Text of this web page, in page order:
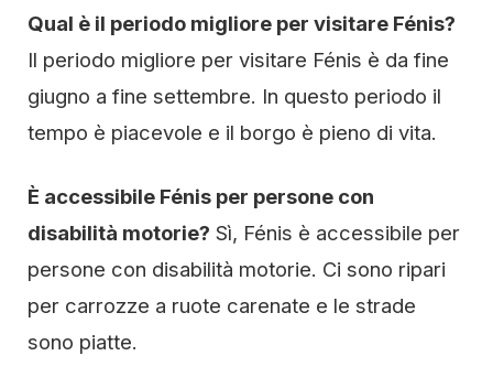
Qual è il periodo migliore per visitare Fénis?
Il periodo migliore per visitare Fénis è da fine
giugno a fine settembre. In questo periodo il
tempo è piacevole e il borgo è pieno di vita.
È accessibile Fénis per persone con
disabilità motorie? Sì, Fénis è accessibile per
persone con disabilità motorie. Ci sono ripari
per carrozze a ruote carenate e le strade
sono piatte.